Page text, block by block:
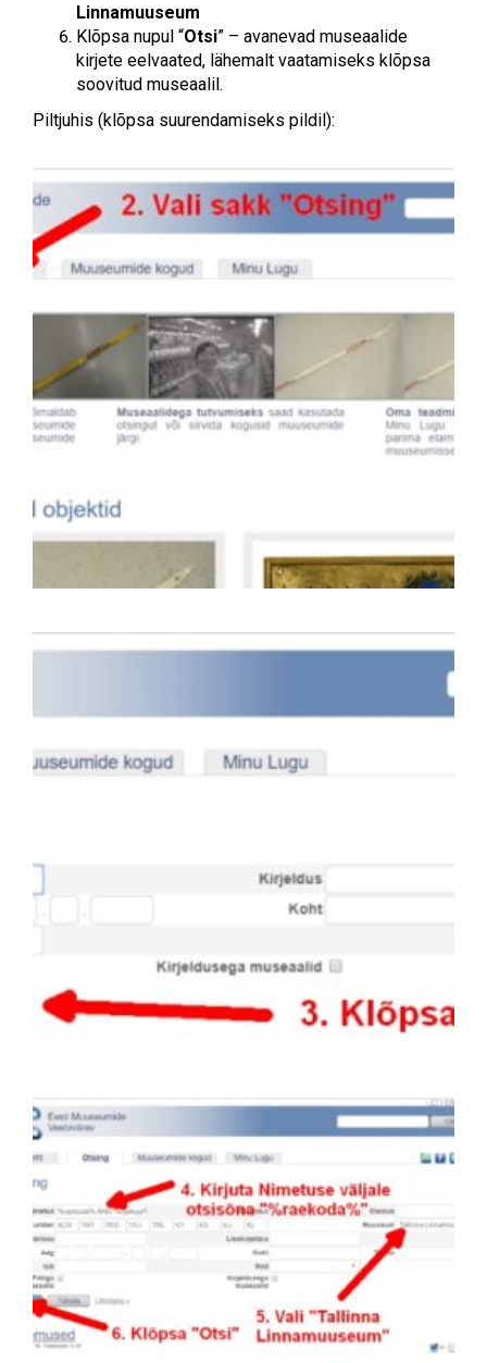
Linnamuuseum
Klõpsa nupul “Otsi” – avanevad museaalide
kirjete eelvaated, lähemalt vaatamiseks klõpsa
soovitud museaalil.
Piltjuhis (klõpsa suurendamiseks pildil):